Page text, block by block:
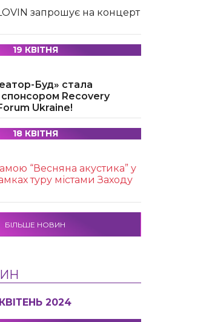
запрошує на концерт
19 КВІТНЯ
Буд» стала
Recovery
Ukraine!
18 КВІТНЯ
“Весняна акустика” у
туру містами Заходу
БІЛЬШЕ НОВИН
КВІТЕНЬ 2024